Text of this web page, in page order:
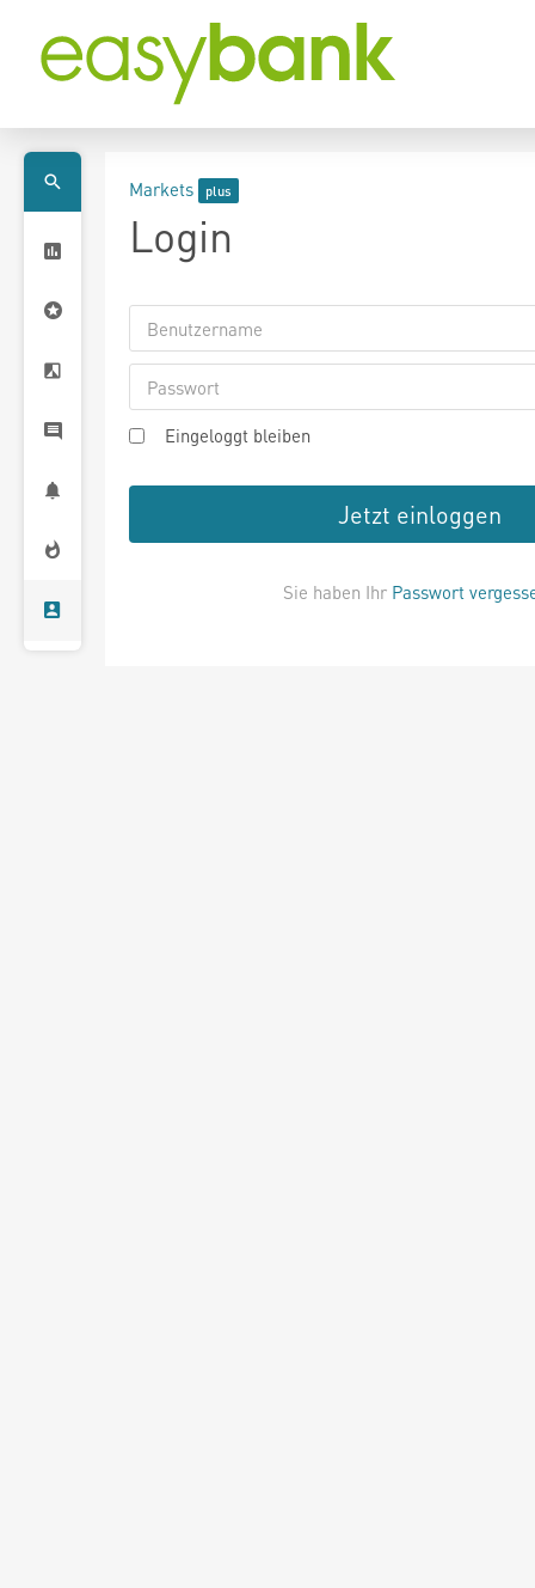
Markets
Login
Eingeloggt bleiben
Jetzt einloggen
Sie haben Ihr Passwort